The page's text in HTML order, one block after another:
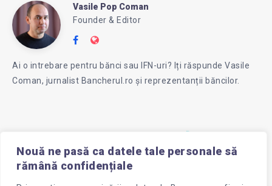
Nouă ne pasă ca datele tale personale să
rămână confidențiale
Vasile
Pop
Vasile Pop Coman
Founder & Editor
Follow
on
Website:
Ai o intrebare pentru bănci sau IFN-uri? Iți răspunde Vasile
Coman, jurnalist Bancherul.ro și reprezentanții băncilor.